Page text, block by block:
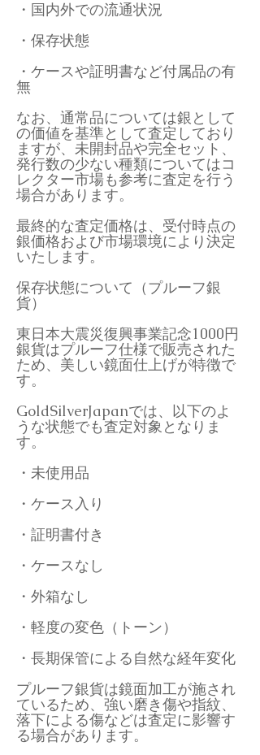
・国内外での流通状況
・保存状態
・ケースや証明書など付属品の有
無
なお、通常品については銀として
の価値を基準として査定しており
ますが、未開封品や完全セット、
発行数の少ない種類についてはコ
レクター市場も参考に査定を行う
場合があります。
最終的な査定価格は、受付時点の
銀価格および市場環境により決定
いたします。
保存状態について（プルーフ銀
貨）
東日本大震災復興事業記念1000円
銀貨はプルーフ仕様で販売された
ため、美しい鏡面仕上げが特徴で
す。
GoldSilverJapanでは、以下のよ
うな状態でも査定対象となりま
す。
・未使用品
・ケース入り
・証明書付き
・ケースなし
・外箱なし
・軽度の変色（トーン）
・長期保管による自然な経年変化
プルーフ銀貨は鏡面加工が施され
ているため、強い磨き傷や指紋、
落下による傷などは査定に影響す
る場合があります。